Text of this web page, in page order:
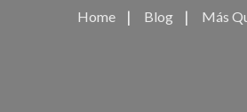
Home Blog Más